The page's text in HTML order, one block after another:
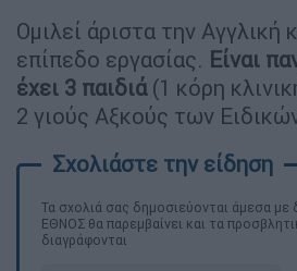
Ομιλεί άριστα την Αγγλική
επίπεδο εργασίας. Είναι
έχει 3 παιδιά(1 κόρη
2 γιούς Αξκούς των
Τα σχολιά σας δημοσιεύονται άμεσα με
ΕΘΝΟΣ θα παρεμβαίνει και τα
διαγράφονται